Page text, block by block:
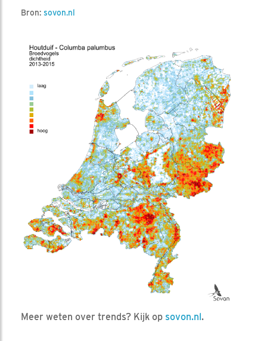
Bron: sovon.nl
Meer weten over trends? Kijk op sovon.nl.